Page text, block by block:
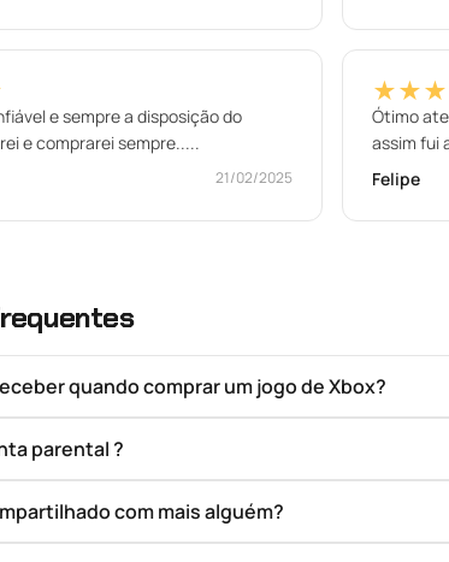
e sempre a disposição do
e comprarei sempre.....
21/02/2025
Ótimo
assim fui
Felipe
quando comprar um jogo de Xbox?
parental ?
com mais alguém?